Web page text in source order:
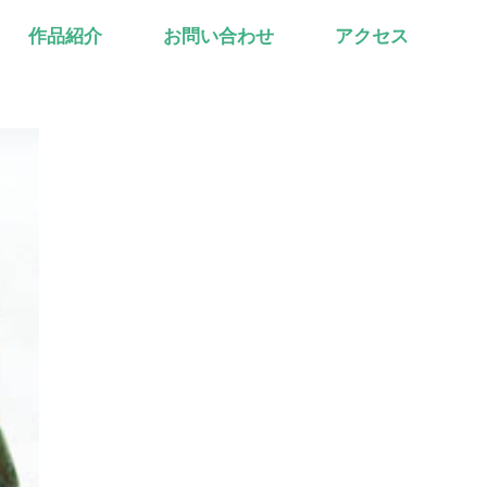
作品紹介 お問い合わせ アクセス